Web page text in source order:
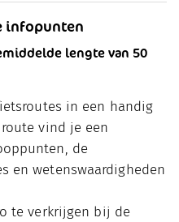
infopunten
lengte van 50
in een handig
vind je een
de
en wetenswaardigheden
te verkrijgen bij de